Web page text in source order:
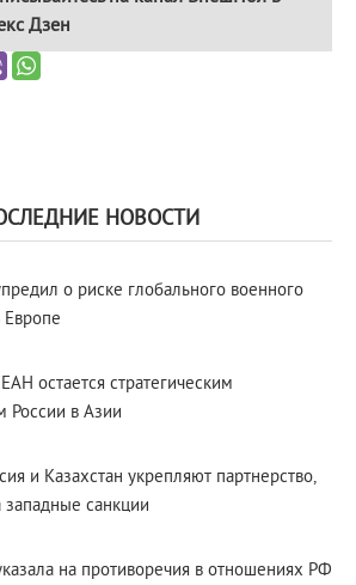
Дзен
НОВОСТИ
о риске глобального военного
Европе
остается стратегическим
России в Азии
и Казахстан укрепляют партнерство,
западные санкции
на противоречия в отношениях РФ